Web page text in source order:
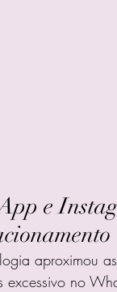
e
aproximou
excessivo no